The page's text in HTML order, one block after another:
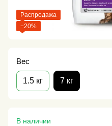
Распродажа
−20%
Вес
1.5 кг 7 кг
В наличии